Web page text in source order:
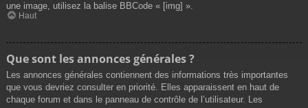
une image, utilisez la balise BBCode « [img] ».
Haut
Que sont les annonces générales ?
Les annonces générales contiennent des informations très importantes
que vous devriez consulter en priorité. Elles apparaissent en haut de
chaque forum et dans le panneau de contrôle de l’utilisateur. Les